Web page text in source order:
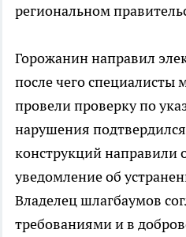
региональном
Горожанин направил
после чего специалисты
провели проверку по
нарушения
конструкций направили
уведомление об
Владелец шлагбаумов
требованиями и в